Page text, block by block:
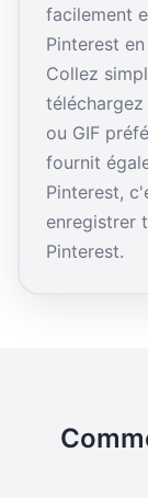
facilement
Pinterest
Collez
ou GIF
fournit
Pinterest,
enregistrer
Pinterest.